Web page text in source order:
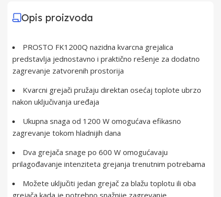
Opis proizvoda
PROSTO FK1200Q nazidna kvarcna grejalica
predstavlja jednostavno i praktično rešenje za dodatno
zagrevanje zatvorenih prostorija
Kvarcni grejači pružaju direktan osećaj toplote ubrzo
nakon uključivanja uređaja
Ukupna snaga od 1200 W omogućava efikasno
zagrevanje tokom hladnijih dana
Dva grejača snage po 600 W omogućavaju
prilagođavanje intenziteta grejanja trenutnim potrebama
Možete uključiti jedan grejač za blažu toplotu ili oba
grejača kada je potrebno snažnije zagrevanje